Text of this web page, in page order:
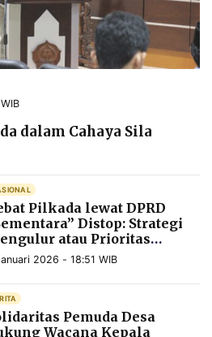
dalam Cahaya Sila
Pilkada lewat DPRD
Distop: Strategi
atau Prioritas
2026 - 18:51 WIB
Pemuda Desa
Wacana Kepala